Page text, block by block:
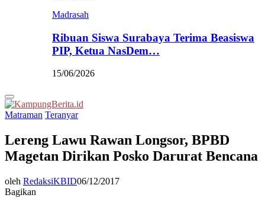
Madrasah
Ribuan Siswa Surabaya Terima Beasiswa
PIP, Ketua NasDem…
15/06/2026
Primary
Menu
Matraman Teranyar
Lereng Lawu Rawan Longsor, BPBD
Magetan Dirikan Posko Darurat Bencana
oleh RedaksiKBID06/12/2017
Bagikan